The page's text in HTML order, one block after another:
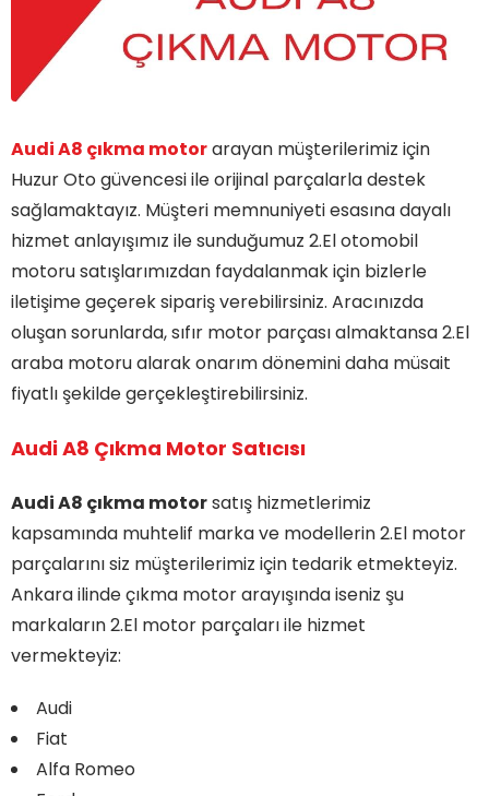
Audi A8 çıkma motorarayan müşterilerimiz için
Huzur Oto güvencesi ile orijinal parçalarla destek
sağlamaktayız. Müşteri memnuniyeti esasına dayalı
hizmet anlayışımız ile sunduğumuz 2.El otomobil
motoru satışlarımızdan faydalanmak için bizlerle
iletişime geçerek sipariş verebilirsiniz. Aracınızda
oluşan sorunlarda, sıfır motor parçası almaktansa 2.El
araba motoru alarak onarım dönemini daha müsait
fiyatlı şekilde gerçekleştirebilirsiniz.
Audi A8 Çıkma Motor Satıcısı
Audi A8 çıkma motorsatış hizmetlerimiz
kapsamında muhtelif marka ve modellerin 2.El motor
parçalarını siz müşterilerimiz için tedarik etmekteyiz.
Ankara ilinde çıkma motor arayışında iseniz şu
markaların 2.El motor parçaları ile hizmet
vermekteyiz:
Audi
Fiat
Alfa Romeo